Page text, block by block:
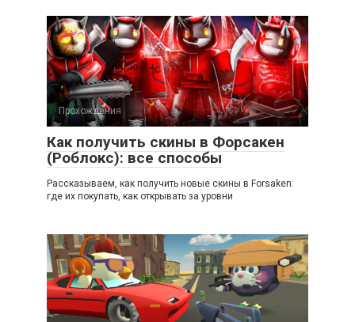
Прохождения
Как получить скины в Форсакен
(Роблокс): все способы
Рассказываем, как получить новые скины в Forsaken:
где их покупать, как открывать за уровни